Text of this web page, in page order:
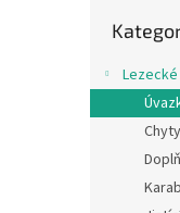
kategorie
Chyty